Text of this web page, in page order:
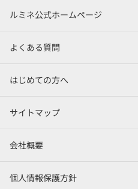
ルミネ公式ホームページ
よくある質問
はじめての方へ
サイトマップ
会社概要
個人情報保護方針